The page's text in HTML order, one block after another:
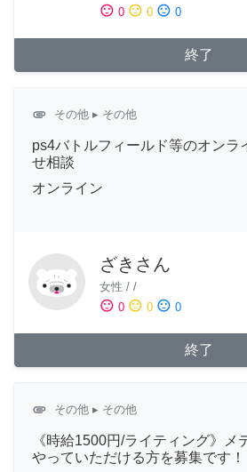
sentiment_satisfied 0 sentiment_neutral 0 sentiment_dissatisfied 0
終了
attachment その他 ▸ その他
ps4バトルフィールド等のオンラ
せ相談
オンライン
ざきさん
女性 / /
sentiment_satisfied 0 sentiment_neutral 0 sentiment_dissatisfied 0
終了
attachment その他 ▸ その他
《時給1500円/ライティング》メ
やっていただける方を募集です！